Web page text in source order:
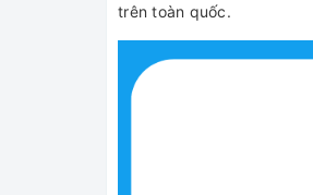
trên toàn quốc.